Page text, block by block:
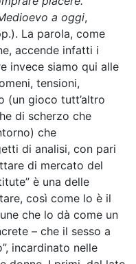
a oggi,
La parola, come
accende infatti i
invece siamo qui alle
tensioni,
(un gioco tutt’altro
di scherzo che
che
di analisi, con pari
di mercato del
è una delle
così come lo è il
che lo dà come un
– che il sesso a
incardinato nelle